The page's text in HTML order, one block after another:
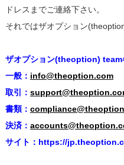
ドレスまでご連絡下さい。
それではザオプション
ザオプション(theoption) team
一般： info@theoption.com
取引：
書類：
決済：
サイト：https://